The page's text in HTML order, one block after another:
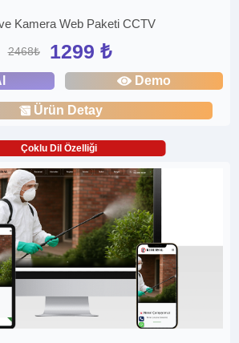
Kamera Web Paketi CCTV
2468₺ 1299 ₺
Demo
Ürün Detay
Çoklu Dil Özelliği